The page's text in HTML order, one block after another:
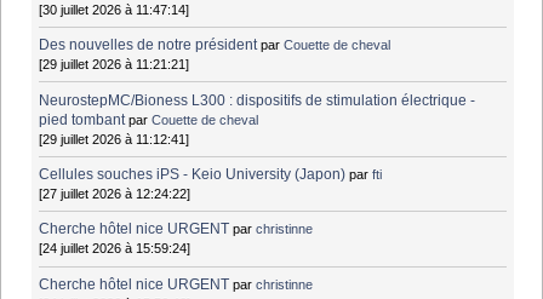
[30 juillet 2026 à 11:47:14]
Des nouvelles de notre président parCouette de cheval
[29 juillet 2026 à 11:21:21]
NeurostepMC/Bioness L300 : dispositifs de stimulation électrique -
pied tombant parCouette de cheval
[29 juillet 2026 à 11:12:41]
Cellules souches iPS - Keio University (Japon) parfti
[27 juillet 2026 à 12:24:22]
Cherche hôtel nice URGENT parchristinne
[24 juillet 2026 à 15:59:24]
Cherche hôtel nice URGENT parchristinne